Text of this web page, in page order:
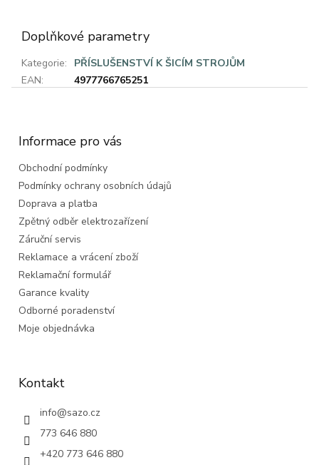
Doplňkové parametry
Kategorie:
PŘÍSLUŠENSTVÍ K ŠICÍM STROJŮM
EAN: 4977766765251
Informace pro vás
Obchodní podmínky
Podmínky ochrany osobních údajů
Doprava a platba
Zpětný odběr elektrozařízení
Záruční servis
Reklamace a vrácení zboží
Reklamační formulář
Garance kvality
Odborné poradenství
Moje objednávka
Kontakt
info@sazo.cz
773 646 880
+420 773 646 880